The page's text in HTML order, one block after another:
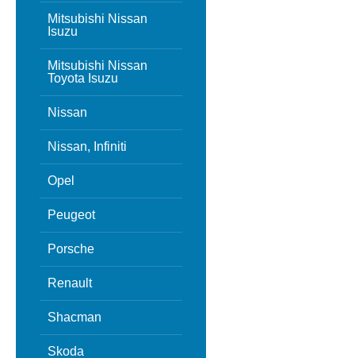
Mitsubishi Nissan
Isuzu
Mitsubishi Nissan
Toyota Isuzu
Nissan
Nissan, Infiniti
Opel
Peugeot
Porsche
Renault
Shacman
Skoda